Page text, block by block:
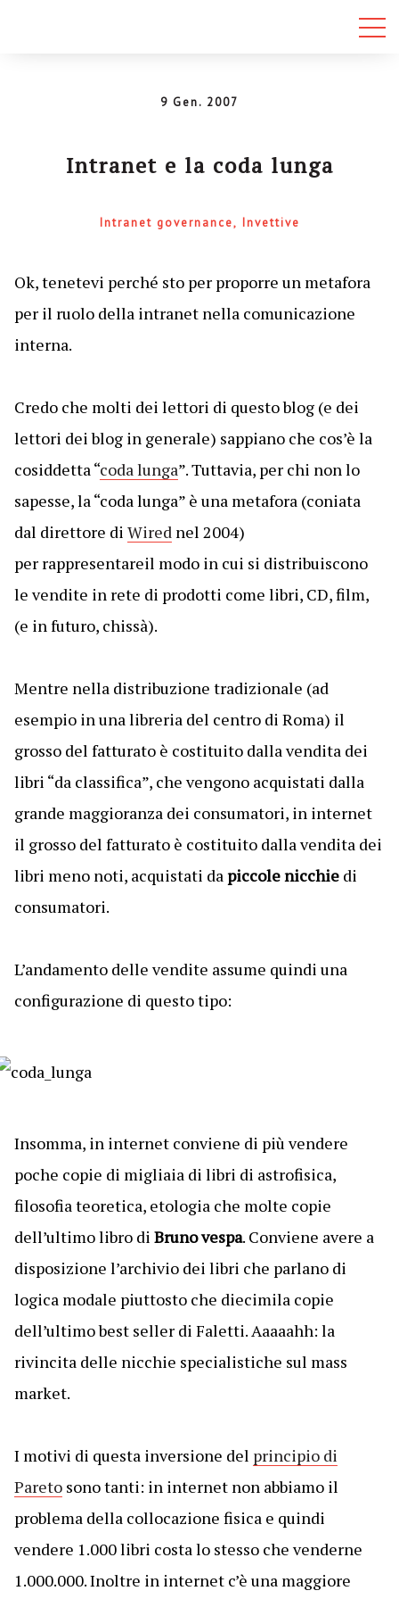
9 Gen. 2007
Intranet e la coda lunga
Intranet governance Invettive
Ok, tenetevi perché sto per proporre un metafora
per il ruolo della intranet nella comunicazione
interna.
Credo che molti dei lettori di questo blog (e dei
lettori dei blog in generale) sappiano che cos’è la
cosiddetta “coda lunga”. Tuttavia, per chi non lo
sapesse, la “coda lunga” è una metafora (coniata
dal direttore di Wirednel 2004)
per rappresentareil modo in cui si distribuiscono
le vendite in rete di prodotti come libri, CD, film,
(e in futuro, chissà).
Mentre nella distribuzione tradizionale (ad
esempio in una libreria del centro di Roma) il
grosso del fatturato è costituito dalla vendita dei
libri “da classifica”, che vengono acquistati dalla
grande maggioranza dei consumatori, in internet
il grosso del fatturato è costituito dalla vendita dei
libri meno noti, acquistati dapiccole nicchiedi
consumatori.
L’andamento delle vendite assume quindi una
configurazione di questo tipo:
Insomma, in internet conviene di più vendere
poche copie di migliaia di libri di astrofisica,
filosofia teoretica, etologia che molte copie
dell’ultimo libro di Bruno vespa. Conviene avere a
disposizione l’archivio dei libri che parlano di
logica modale piuttosto che diecimila copie
dell’ultimo best seller di Faletti. Aaaaahh: la
rivincita delle nicchie specialistiche sul mass
market.
I motivi di questa inversione del principio di
Paretosono tanti: in internet non abbiamo il
problema della collocazione fisica e quindi
vendere 1.000 libri costa lo stesso che venderne
1.000.000. Inoltre in internet c’è una maggiore